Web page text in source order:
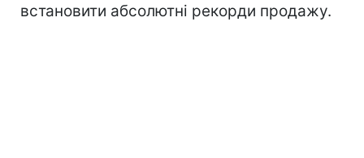
встановити абсолютні рекорди продажу.